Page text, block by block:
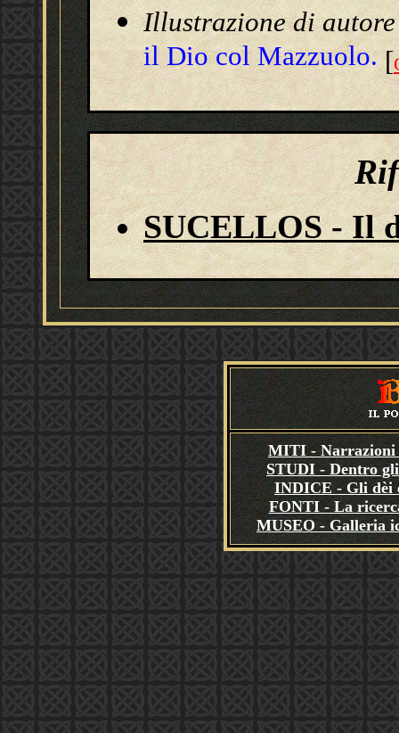
Illustrazione di
il Dio col Mazzuolo.[
SUCELLOS - Il
MITI - Narrazioni
STUDI - Dentro
INDICE - Gli dèi
FONTI - La
MUSEO - Galleria